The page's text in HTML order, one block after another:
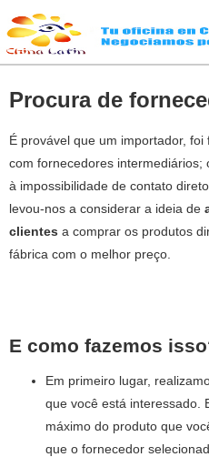
Procura de
É provável que um importador,
com fornecedores
à impossibilidade de contato
levou-nos a considerar a ideia de
clientes a comprar os produtos
fábrica com o melhor preço.
E como fazemos
Em primeiro lugar,
que você está interessado.
máximo do produto que
que o fornecedor